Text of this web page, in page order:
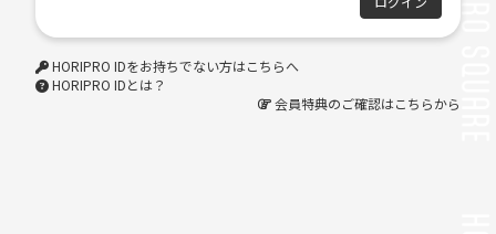
HORIPRO IDをお持ちでない方はこちらへ
HORIPRO IDとは？
会員特典のご確認はこちらから